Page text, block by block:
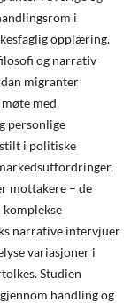
i
opplæring.
og narrativ
migranter
med
personlige
i politiske
mottakere – de
narrative intervjuer
variasjoner i
Studien
handling og